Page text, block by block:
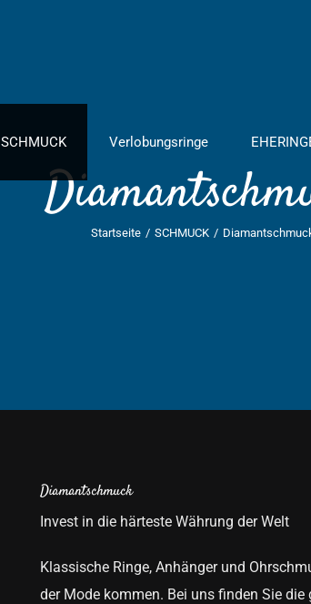
SCHMUCK Verlobungsringe
Startseite / SCHMUCK /
Diamantschmuck
Invest in die härteste Währung der Welt
Klassische Ringe, Anhänger und
der Mode kommen. Bei uns finden Sie